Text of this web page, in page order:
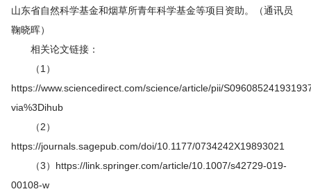
山东省自然科学基金和烟草所青年科学基金等项目资助。（通讯员
鞠晓晖）
相关论文链接：
（1）
https://www.sciencedirect.com/science/article/pii/
via%3Dihub
（2）
https://journals.sagepub.com/doi/10.1177/0734242X19893021
（3）https://link.springer.com/article/10.1007/s42729-019-
00108-w